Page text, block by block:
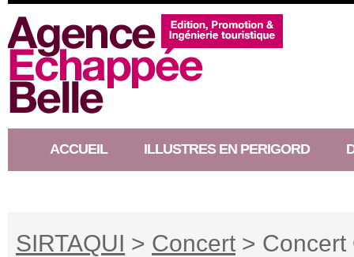
ACCUEIL ILLUSTRES EN PERIGORD
SIRTAQUI > Concert > Concert